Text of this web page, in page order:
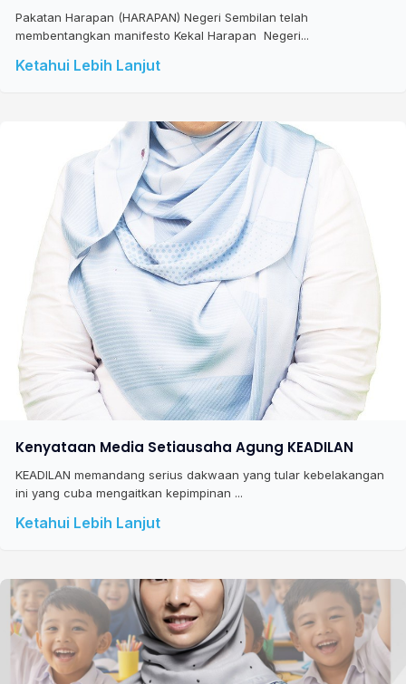
Pakatan Harapan (HARAPAN) Negeri Sembilan telah
membentangkan manifesto Kekal Harapan Negeri...
Ketahui Lebih Lanjut
Kenyataan Media Setiausaha Agung KEADILAN
KEADILAN memandang serius dakwaan yang tular kebelakangan
ini yang cuba mengaitkan kepimpinan ...
Ketahui Lebih Lanjut